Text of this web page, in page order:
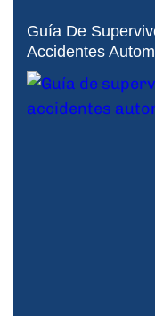
Guía De
Accidentes